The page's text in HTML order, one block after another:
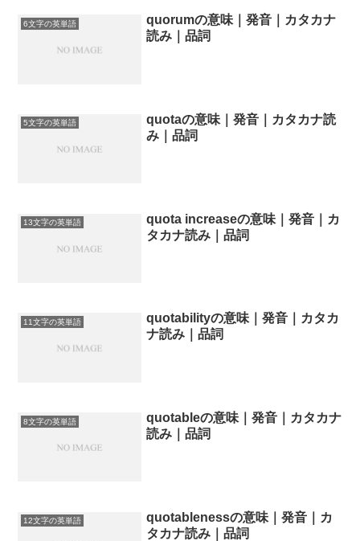
6文字の英単語
quorumの意味｜発音｜カタカナ
読み｜品詞
5文字の英単語
quotaの意味｜発音｜カタカナ読
み｜品詞
13文字の英単語
quota increaseの意味｜発音｜カ
タカナ読み｜品詞
11文字の英単語
quotabilityの意味｜発音｜カタカ
ナ読み｜品詞
8文字の英単語
quotableの意味｜発音｜カタカナ
読み｜品詞
12文字の英単語
quotablenessの意味｜発音｜カ
タカナ読み｜品詞